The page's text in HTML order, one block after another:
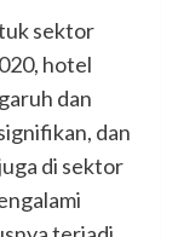
sektor
hotel
dan
dan
di sektor